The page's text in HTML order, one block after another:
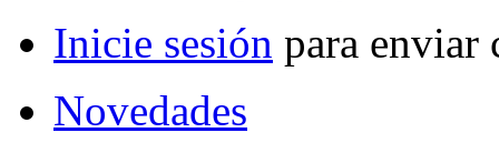
Inicie sesión para enviar
Novedades